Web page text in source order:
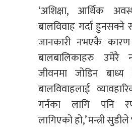
‘अशिक्षा, आर्थिक
बालविवाह गर्दा हुनसक्ने
जानकारी नभएकै कारण
बालबालिकाहरु उमेरै
जीवनमा जोडिन
बालविवाहलाई
गर्नका लागि पनि
लागिएको हो,’ मन्त्री